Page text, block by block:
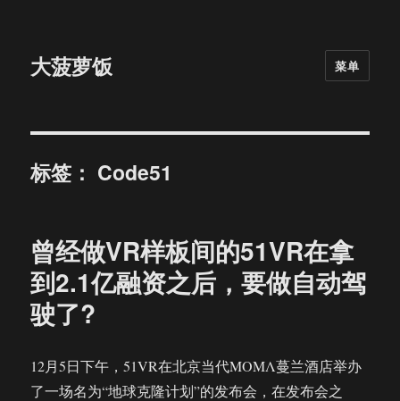
大菠萝饭 菜单
标签： Code51
曾经做VR样板间的51VR在拿
到2.1亿融资之后，要做自动驾
驶了?
12月5日下午，51VR在北京当代ΜΟΜΛ蔓兰酒店举办
了一场名为“地球克隆计划”的发布会，在发布会之